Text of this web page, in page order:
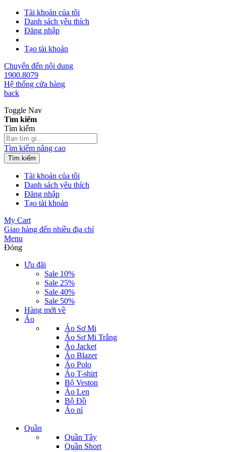
Tài khoản của tôi
Danh sách yêu thích
Đăng nhập
Tạo tài khoản
Chuyển đến nội dung
1900.8079
Hệ thống cửa hàng
back
Toggle Nav
Tìm kiếm
Tìm kiếm
Tìm kiếm nâng cao
Tìm kiếm
Tài khoản của tôi
Danh sách yêu thích
Đăng nhập
Tạo tài khoản
My Cart
Giao hàng đến nhiều địa chỉ
Menu
Đóng
Ưu đãi
Sale 10%
Sale 25%
Sale 40%
Sale 50%
Hàng mới về
Áo
Áo Sơ Mi
Áo Sơ Mi Trắng
Áo Jacket
Áo Blazer
Áo Polo
Áo T-shirt
Bộ Veston
Áo Len
Bộ Đồ
Áo nỉ
Quần
Quần Tây
Quần Short